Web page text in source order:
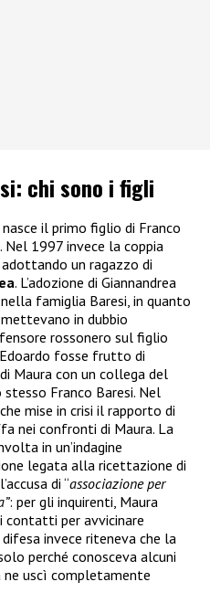
chi sono i figli
il primo figlio di Franco
Nel 1997 invece la coppia
un ragazzo di
. L’adozione di Giannandrea
famiglia Baresi, in quanto
in dubbio
rossonero sul figlio
fosse frutto di
Maura con un collega del
Franco Baresi. Nel
mise in crisi il rapporto di
nei confronti di Maura. La
in un’indagine
legata alla ricettazione di
di “associazione per
: per gli inquirenti, Maura
per avvicinare
invece riteneva che la
perché conosceva alcuni
ne uscì completamente